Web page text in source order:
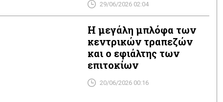
29/06/2026 02:04
Η μεγάλη μπλόφα των
κεντρικών τραπεζών
και ο εφιάλτης των
επιτοκίων
20/06/2026 00:16